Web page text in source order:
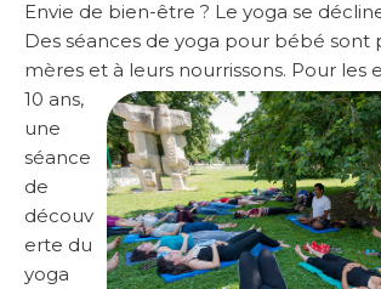
Envie de bien-être ? Le yoga se
Des séances de yoga pour bébé sont
mères et à leurs nourrissons. Pour les
10 ans,
une
séance
de
découv
erte du
yoga